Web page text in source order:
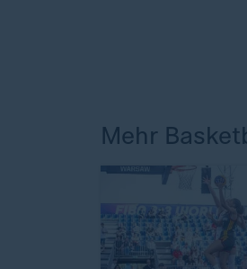
Mehr